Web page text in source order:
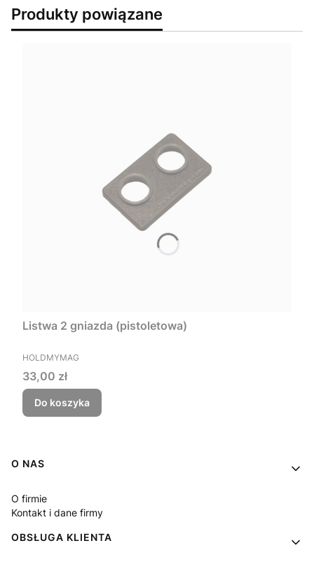
Produkty powiązane
Listwa 2 gniazda (pistoletowa)
PRODUCENT
HOLDMYMAG
Cena
33,00 zł
Do koszyka
Linki w stopce
O NAS
O firmie
Kontakt i dane firmy
OBSŁUGA KLIENTA